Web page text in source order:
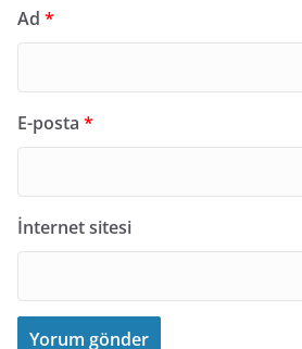
Ad *
E-posta *
İnternet sitesi